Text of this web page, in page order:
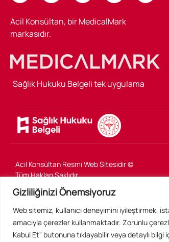
Gizliliğinizi Önemsiyoruz
Web sitemiz, kullanıcı deneyimini iyileştirmek,
amacıyla çerezler kullanmaktadır. Zorunlu
Kabul Et" butonuna tıklayabilir veya detaylı bilgi
Acil Konsültan, bir MedicalMark
markasıdır.
Sağlık Hukuku Belgeli tek uygulama
Acil Konsültan Resmi Web Sitesidir ©
Tüm Hakları Saklıdır
hayvanlarına destek
kurumsal bağışçısıyız.